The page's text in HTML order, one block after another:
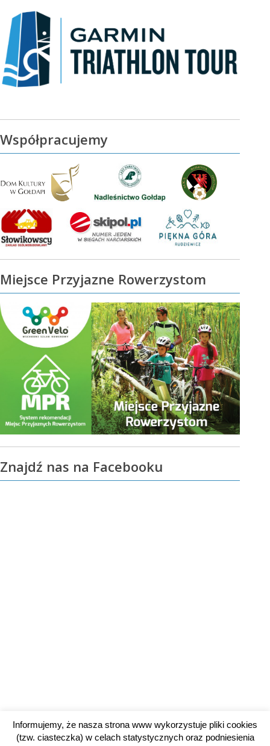
Współpracujemy
Miejsce Przyjazne Rowerzystom
Znajdź nas na Facebooku
Informujemy, że nasza strona www wykorzystuje pliki cookies
(tzw. ciasteczka) w celach statystycznych oraz podniesienia